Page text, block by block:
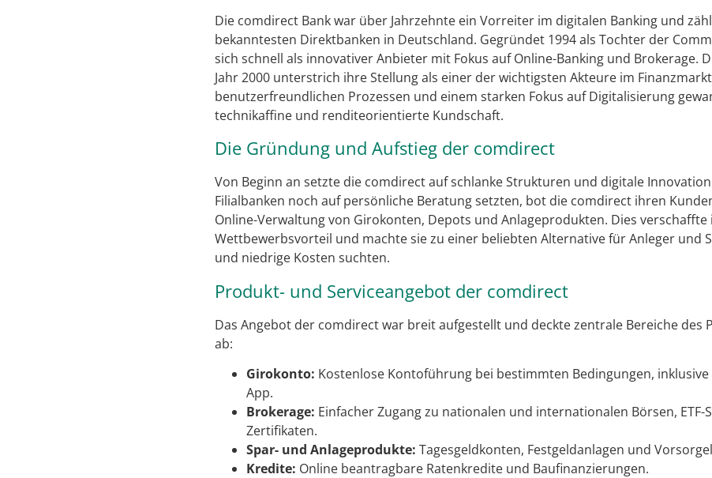
Die comdirect Bank war über Jahrzehnte ein Vorreiter im digitalen Banking und
bekanntesten Direktbanken in Deutschland. Gegründet 1994 als Tochter der
sich schnell als innovativer Anbieter mit Fokus auf Online-Banking und Brokerage.
Jahr 2000 unterstrich ihre Stellung als einer der wichtigsten Akteure im
benutzerfreundlichen Prozessen und einem starken Fokus auf Digitalisierung
technikaffine und renditeorientierte Kundschaft.
Die Gründung und Aufstieg der comdirect
Von Beginn an setzte die comdirect auf schlanke Strukturen und digitale
Filialbanken noch auf persönliche Beratung setzten, bot die comdirect ihren
Online-Verwaltung von Girokonten, Depots und Anlageprodukten. Dies
Wettbewerbsvorteil und machte sie zu einer beliebten Alternative für Anleger und
und niedrige Kosten suchten.
Produkt- und Serviceangebot der comdirect
Das Angebot der comdirect war breit aufgestellt und deckte zentrale Bereiche des
ab:
Girokonto: Kostenlose Kontoführung bei bestimmten Bedingungen,
App.
Brokerage: Einfacher Zugang zu nationalen und internationalen Börsen, ETF-
Zertifikaten.
Spar- und Anlageprodukte: Tagesgeldkonten, Festgeldanlagen und
Kredite: Online beantragbare Ratenkredite und Baufinanzierungen.